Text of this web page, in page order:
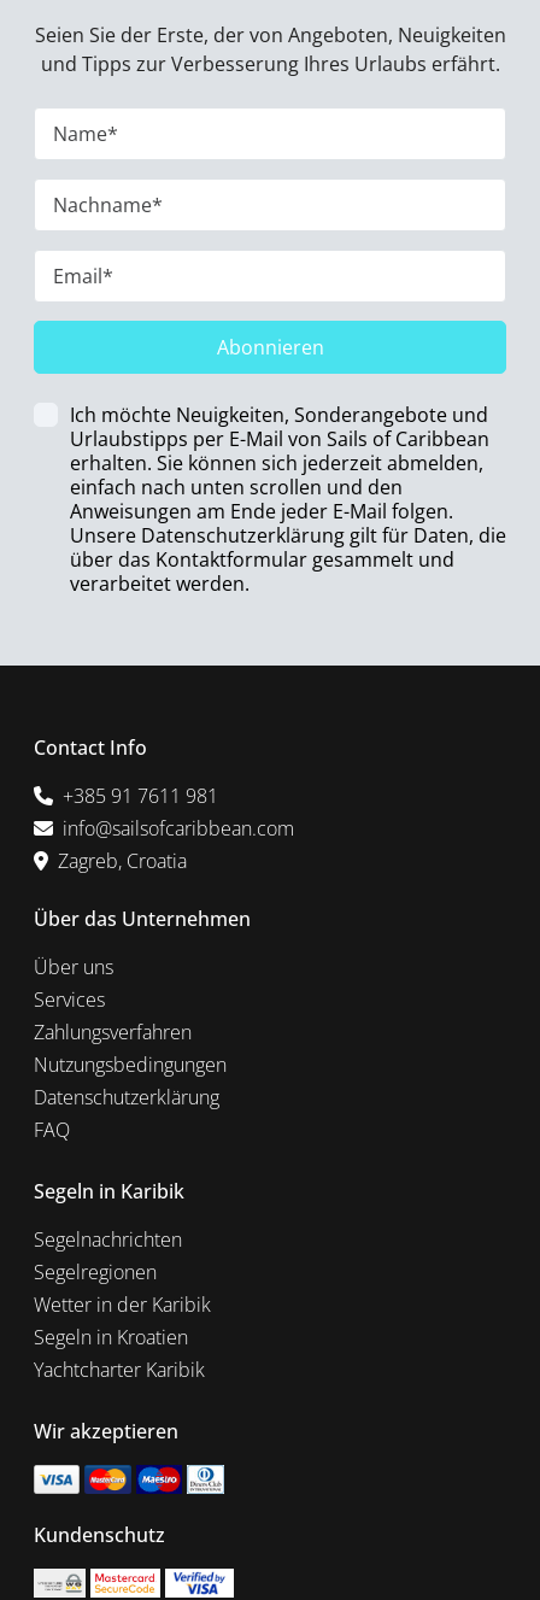
Seien Sie der Erste, der von Angeboten, Neuigkeiten
und Tipps zur Verbesserung Ihres Urlaubs erfährt.
Abonnieren
Ich möchte Neuigkeiten, Sonderangebote und
Urlaubstipps per E-Mail von Sails of Caribbean
erhalten. Sie können sich jederzeit abmelden,
einfach nach unten scrollen und den
Anweisungen am Ende jeder E-Mail folgen.
Unsere Datenschutzerklärung gilt für Daten, die
über das Kontaktformular gesammelt und
verarbeitet werden.
Contact Info
+385 91 7611 981
info@sailsofcaribbean.com
Zagreb, Croatia
Über das Unternehmen
Über uns
Services
Zahlungsverfahren
Nutzungsbedingungen
Datenschutzerklärung
FAQ
Segeln in Karibik
Segelnachrichten
Segelregionen
Wetter in der Karibik
Segeln in Kroatien
Yachtcharter Karibik
Wir akzeptieren
Kundenschutz